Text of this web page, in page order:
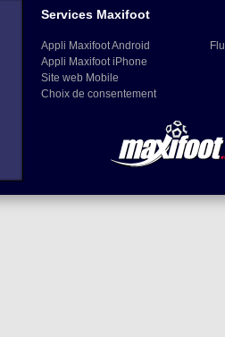
Services Maxifoot
Appli Maxifoot Android
Appli Maxifoot iPhone
Site web Mobile
Choix de consentement